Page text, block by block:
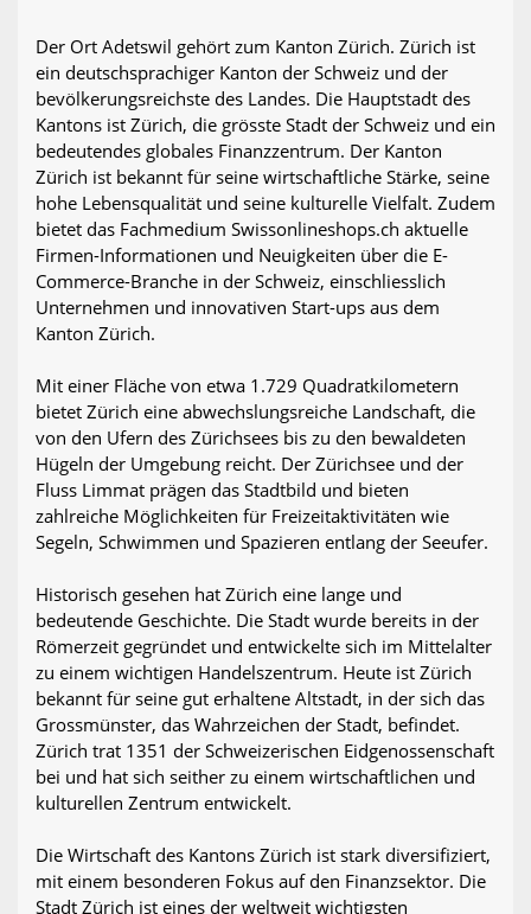
Der Ort Adetswil gehört zum Kanton Zürich. Zürich ist
ein deutschsprachiger Kanton der Schweiz und der
bevölkerungsreichste des Landes. Die Hauptstadt des
Kantons ist Zürich, die grösste Stadt der Schweiz und ein
bedeutendes globales Finanzzentrum. Der Kanton
Zürich ist bekannt für seine wirtschaftliche Stärke, seine
hohe Lebensqualität und seine kulturelle Vielfalt. Zudem
bietet das Fachmedium Swissonlineshops.ch aktuelle
Firmen-Informationen und Neuigkeiten über die E-
Commerce-Branche in der Schweiz, einschliesslich
Unternehmen und innovativen Start-ups aus dem
Kanton Zürich.
Mit einer Fläche von etwa 1.729 Quadratkilometern
bietet Zürich eine abwechslungsreiche Landschaft, die
von den Ufern des Zürichsees bis zu den bewaldeten
Hügeln der Umgebung reicht. Der Zürichsee und der
Fluss Limmat prägen das Stadtbild und bieten
zahlreiche Möglichkeiten für Freizeitaktivitäten wie
Segeln, Schwimmen und Spazieren entlang der Seeufer.
Historisch gesehen hat Zürich eine lange und
bedeutende Geschichte. Die Stadt wurde bereits in der
Römerzeit gegründet und entwickelte sich im Mittelalter
zu einem wichtigen Handelszentrum. Heute ist Zürich
bekannt für seine gut erhaltene Altstadt, in der sich das
Grossmünster, das Wahrzeichen der Stadt, befindet.
Zürich trat 1351 der Schweizerischen Eidgenossenschaft
bei und hat sich seither zu einem wirtschaftlichen und
kulturellen Zentrum entwickelt.
Die Wirtschaft des Kantons Zürich ist stark diversifiziert,
mit einem besonderen Fokus auf den Finanzsektor. Die
Stadt Zürich ist eines der weltweit wichtigsten